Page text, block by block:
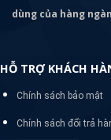
dùng của hàng
HỖ TRỢ KHÁCH
Chính sách bảo mật
Chính sách đổi trả